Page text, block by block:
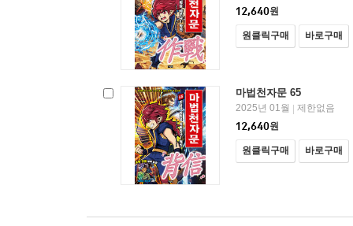
12,640원
원클릭구매 바로구매
마법천자문 65
2025년 01월 | 제한없음
12,640원
원클릭구매 바로구매